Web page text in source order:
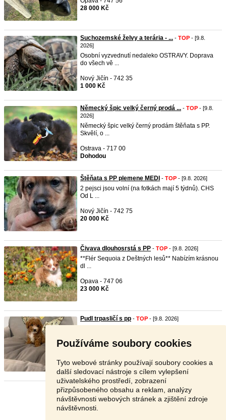
Používáme soubory cookies
Tyto webové stránky používají soubory cookies a
další sledovací nástroje s cílem vylepšení
uživatelského prostředí, zobrazení
přizpůsobeného obsahu a reklam, analýzy
návštěvnosti webových stránek a zjištění zdroje
návštěvnosti.
28 000 Kč
Suchozemské želvy a terária - ... - TOP - [9.8.
2026]
Osobní vyzvednutí nedaleko OSTRAVY. Doprava
do všech vě ...
Nový Jičín - 742 35
1 000 Kč
Německý špic velký černý prodá ... - TOP - [9.8.
2026]
Německý špic velký černý prodám štěňata s PP.
Skvělí, o ...
Ostrava - 717 00
Dohodou
Štěňata s PP plemene MEDI - TOP - [9.8. 2026]
2 pejsci jsou volní (na fotkách mají 5 týdnů). CHS
Od L ...
Nový Jičín - 742 75
20 000 Kč
Čivava dlouhosrstá s PP - TOP - [9.8. 2026]
**Flér Sequoia z Deštných lesů** Nabízím krásnou
dl ...
Opava - 747 06
23 000 Kč
Pudl trpasličí s pp - TOP - [9.8. 2026]
Dohodou
Stránka: 1 2 3 Další